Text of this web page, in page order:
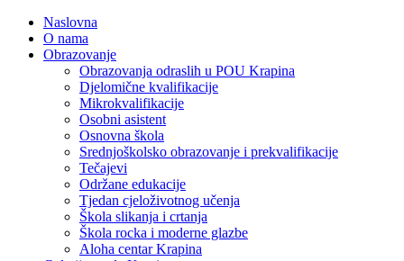
Naslovna
O nama
Obrazovanje
Obrazovanja odraslih u POU Krapina
Djelomične kvalifikacije
Mikrokvalifikacije
Osobni asistent
Osnovna škola
Srednjoškolsko obrazovanje i prekvalifikacije
Tečajevi
Održane edukacije
Tjedan cjeloživotnog učenja
Škola slikanja i crtanja
Škola rocka i moderne glazbe
Aloha centar Krapina